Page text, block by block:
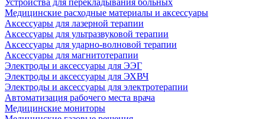
Устройства для перекладывания больных
Медицинские расходные материалы и аксессуары
Аксессуары для лазерной терапии
Аксессуары для ультразвуковой терапии
Аксессуары для ударно-волновой терапии
Аксессуары для магнитотерапии
Электроды и аксессуары для ЭЭГ
Электроды и аксессуары для ЭХВЧ
Электроды и аксессуары для электротерапии
Автоматизация рабочего места врача
Медицинские мониторы